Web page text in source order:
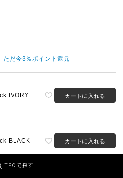
ただ今3％ポイント還元
IVORY カートに入れる
BLACK カートに入れる
TPOで探す